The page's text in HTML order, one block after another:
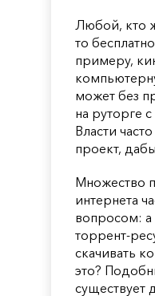
Любой, кто
то
примеру,
может без
на руторге
Власти
проект, дабы
Множество
интернета
вопросом: а
торрент-
скачивать
это?
существует